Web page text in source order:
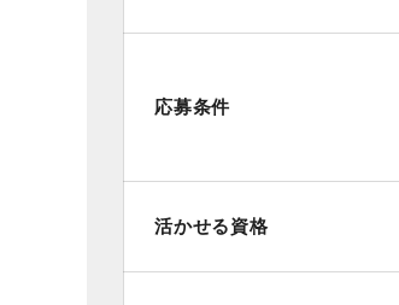
応募条件
活かせる資格